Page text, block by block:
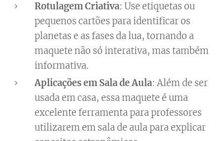
Rotulagem Criativa: Use etiquetas ou
pequenos cartões para identificar os
planetas e as fases da lua, tornando a
maquete não só interativa, mas também
informativa.
Aplicações em Sala de Aula: Além de ser
usada em casa, essa maquete é uma
excelente ferramenta para professores
utilizarem em sala de aula para explicar